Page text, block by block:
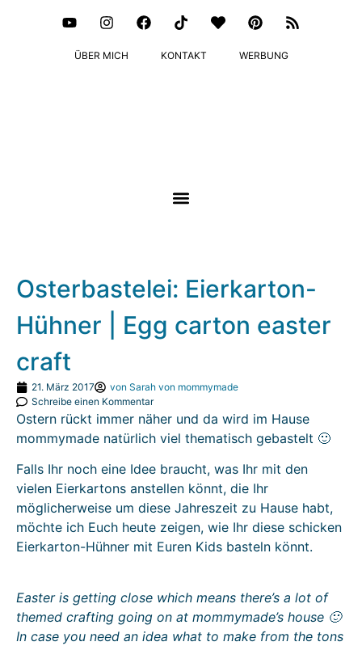
ÜBER MICH KONTAKT WERBUNG
Osterbastelei: Eierkarton-
Hühner | Egg carton easter
craft
21. März 2017 von Sarah von mommymade
Schreibe einen Kommentar
Ostern rückt immer näher und da wird im Hause
mommymade natürlich viel thematisch gebastelt 🙂
Falls Ihr noch eine Idee braucht, was Ihr mit den
vielen Eierkartons anstellen könnt, die Ihr
möglicherweise um diese Jahreszeit zu Hause habt,
möchte ich Euch heute zeigen, wie Ihr diese schicken
Eierkarton-Hühner mit Euren Kids basteln könnt.
Easter is getting close which means there’s a lot of
themed crafting going on at mommymade’s house 🙂
In case you need an idea what to make from the tons